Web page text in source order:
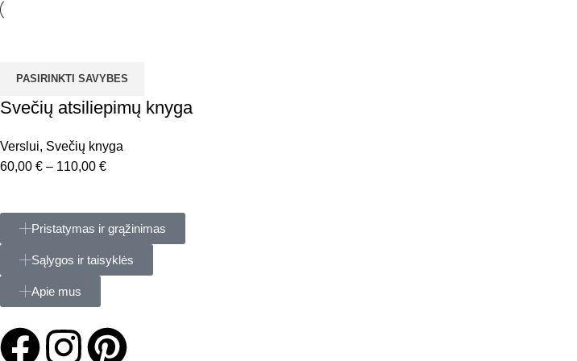
PASIRINKTI SAVYBES
Svečių atsiliepimų knyga
Verslui, Svečių knyga
60,00 € – 110,00 €
Pristatymas ir grąžinimas
Sąlygos ir taisyklės
Apie mus